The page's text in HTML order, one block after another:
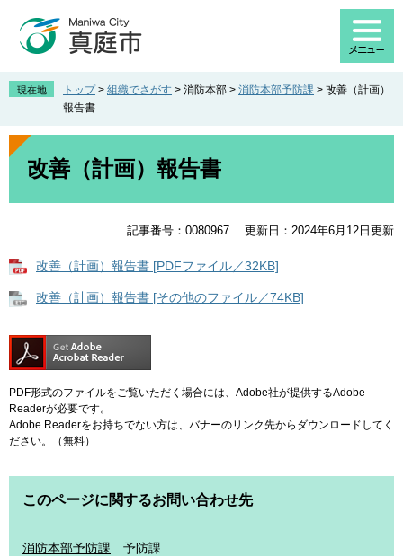
先
。
を
て
現在地 トップ > 組織でさがす > 消防本部 > 消防本部予防課 > 改善（計画）
報告書
本
改善（計画）報告書
記事番号：0080967 更新日：2024年6月12日更新
改善（計画）報告書 [PDFファイル／32KB]
改善（計画）報告書 [その他のファイル／74KB]
PDF形式のファイルをご覧いただく場合には、Adobe社が提供するAdobe
Readerが必要です。
Adobe Readerをお持ちでない方は、バナーのリンク先からダウンロードしてく
ださい。（無料）
このページに関するお問い合わせ先
消防本部予防課
予防課